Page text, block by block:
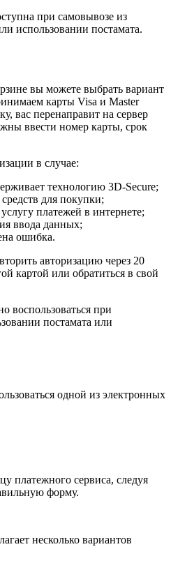
при самовывозе из
использовании постамата.
вы можете выбрать вариант
карты Visa и Master
вас перенаправит на сервер
ввести номер карты, срок
в случае:
технологию 3D-Secure;
для покупки;
платежей в интернете;
ввода данных;
ошибка.
авторизацию через 20
картой или обратиться в свой
воспользоваться при
постамата или
одной из электронных
платежного сервиса, следуя
форму.
несколько вариантов